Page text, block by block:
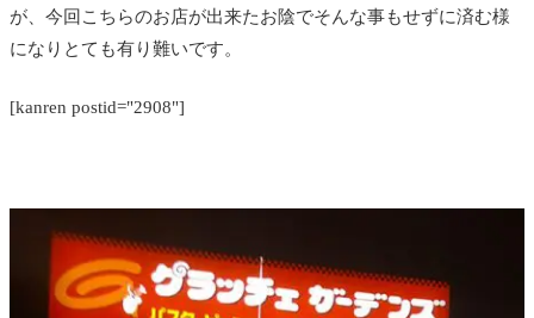
が、今回こちらのお店が出来たお陰でそんな事もせずに済む様
になりとても有り難いです。
[kanren postid="2908"]